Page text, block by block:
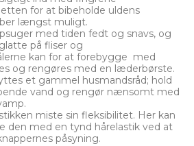
for at bibeholde uldens
længst muligt.
med tiden fedt og snavs, og
på fliser og
kan for at forebygge med
og rengøres med en læderbørste.
et gammel husmandsråd; hold
vand og rengør nænsomt med
miste sin fleksibilitet. Her kan
den med en tynd hårelastik ved at
påsyning.